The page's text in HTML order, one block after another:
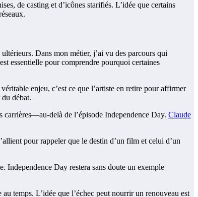
de casting et d’icônes starifiés. L’idée que certains
Dans mon métier, j’ai vu des parcours qui
essentielle pour comprendre pourquoi certaines
enjeu, c’est ce que l’artiste en retire pour affirmer
débat.
carrières—au-delà de l’épisode Independence Day. Claude
pour rappeler que le destin d’un film et celui d’un
Independence Day restera sans doute un exemple
temps. L’idée que l’échec peut nourrir un renouveau est